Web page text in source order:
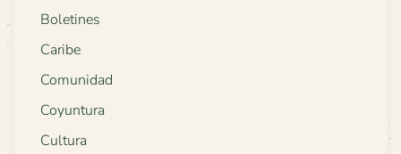
Boletines
Caribe
Comunidad
Coyuntura
Cultura